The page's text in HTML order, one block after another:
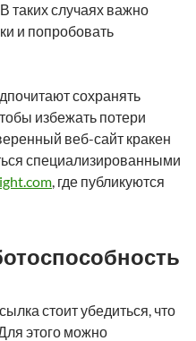
таких случаях важно
и попробовать
сохранять
избежать потери
веб-сайт кракен
специализированными
, где публикуются
стоит убедиться, что
этого можно